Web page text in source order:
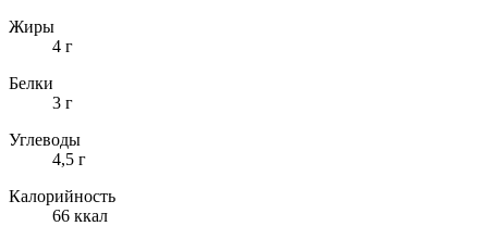
Жиры
4 г
Белки
3 г
Углеводы
4,5 г
Калорийность
66 ккал